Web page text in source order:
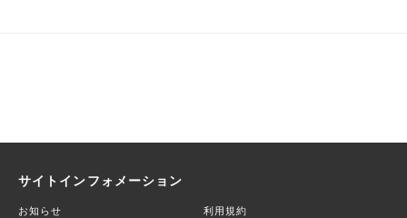
サイトインフォメーション
お知らせ 利用規約